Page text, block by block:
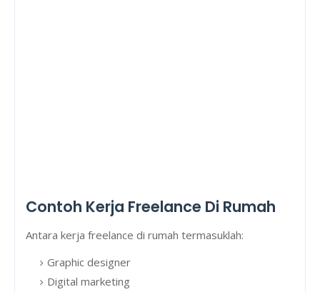
Contoh Kerja Freelance Di Rumah
Antara kerja freelance di rumah termasuklah:
Graphic designer
Digital marketing